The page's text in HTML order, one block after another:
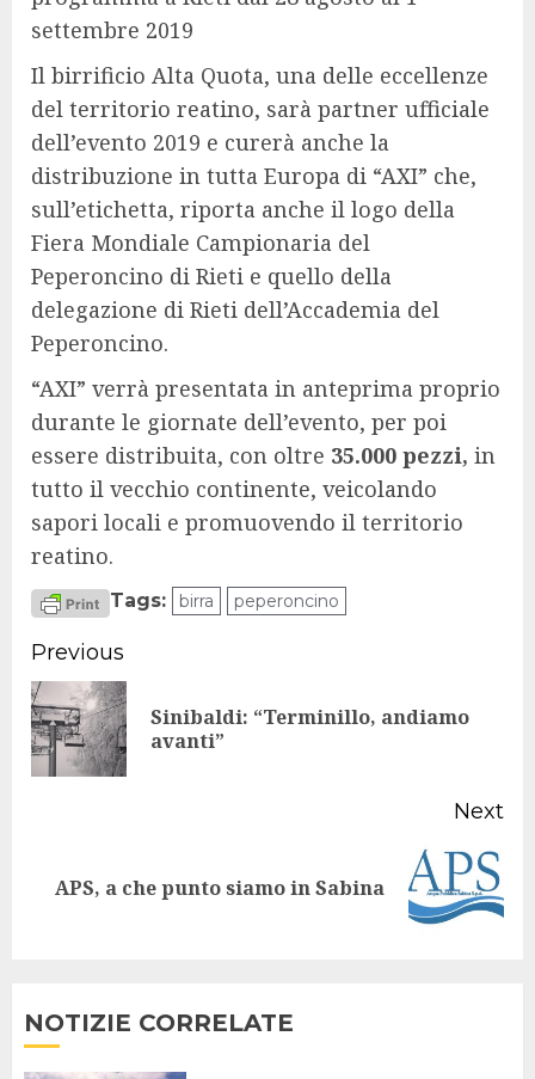
settembre 2019
Il birrificio Alta Quota, una delle eccellenze
del territorio reatino, sarà partner ufficiale
dell’evento 2019 e curerà anche la
distribuzione in tutta Europa di “AXI” che,
sull’etichetta, riporta anche il logo della
Fiera Mondiale Campionaria del
Peperoncino di Rieti e quello della
delegazione di Rieti dell’Accademia del
Peperoncino.
“AXI” verrà presentata in anteprima proprio
durante le giornate dell’evento, per poi
essere distribuita, con oltre 35.000 pezzi, in
tutto il vecchio continente, veicolando
sapori locali e promuovendo il territorio
reatino.
Tags: birra peperoncino
Continue
Reading
Previous
Sinibaldi: “Terminillo, andiamo
avanti”
Next
Next
APS, a che punto siamo in Sabina
NOTIZIE CORRELATE